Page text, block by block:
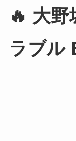
🔥 大野
ラブル